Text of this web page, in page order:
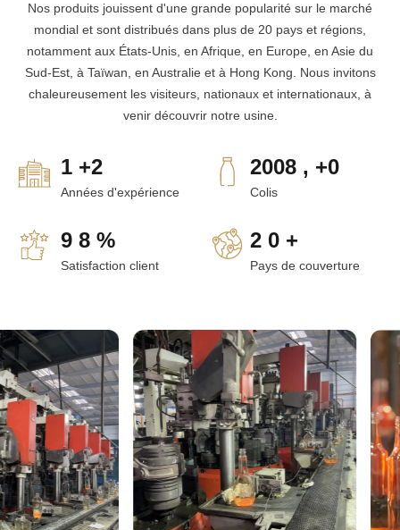
Nos produits jouissent d'une grande popularité sur le marché
mondial et sont distribués dans plus de 20 pays et régions,
notamment aux États-Unis, en Afrique, en Europe, en Asie du
Sud-Est, à Taïwan, en Australie et à Hong Kong. Nous invitons
chaleureusement les visiteurs, nationaux et internationaux, à
venir découvrir notre usine.
1 +2
Années d'expérience
2008 , +0
Colis
9 8 %
Satisfaction client
2 0 +
Pays de couverture